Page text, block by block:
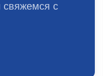
свяжемся с